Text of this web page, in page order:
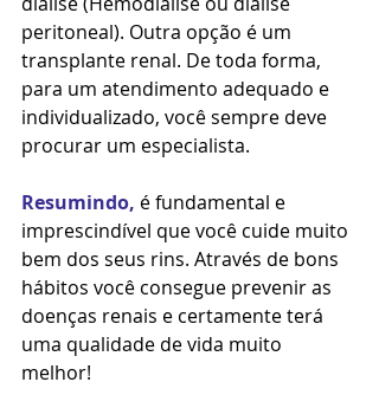
peritoneal). Outra opção é um
transplante renal. De toda forma,
para um atendimento adequado e
individualizado, você sempre deve
procurar um especialista.
Resumindo, é fundamental e
imprescindível que você cuide muito
bem dos seus rins. Através de bons
hábitos você consegue prevenir as
doenças renais e certamente terá
uma qualidade de vida muito
melhor!